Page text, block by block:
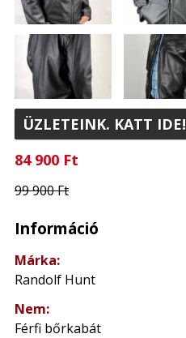
ÜZLETEINK. KATT IDE!
84 900 Ft
99 900 Ft
Információ
Márka:
Randolf Hunt
Nem:
Férfi bőrkabát